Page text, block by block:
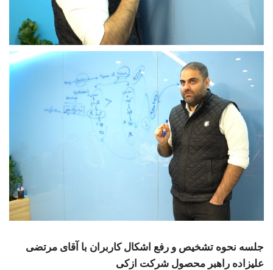
جلسه نحوه تشخیص و رفع اشکال کاربران با آقای مرتضی
علیزاده راهبر محصول شرکت ازکی